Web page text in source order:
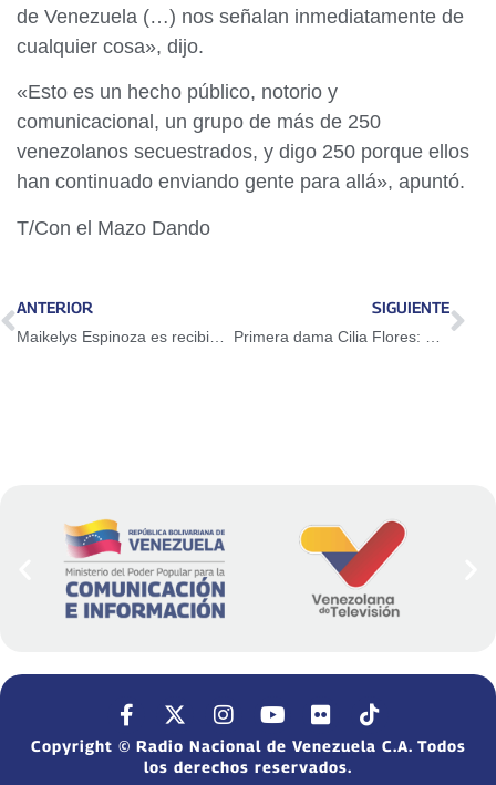
de Venezuela (…) nos señalan inmediatamente de
cualquier cosa», dijo.
«Esto es un hecho público, notorio y
comunicacional, un grupo de más de 250
venezolanos secuestrados, y digo 250 porque ellos
han continuado enviando gente para allá», apuntó.
T/Con el Mazo Dando
ANTERIOR
Maikelys Espinoza es recibida por los brazos de su madre y abuela en el Palacio de Miraflores
SIGUIENTE
Primera dama Cilia Flores: Hoy afortunadamente se ha logrado un milagro
Copyright © Radio Nacional de Venezuela C.A. Todos
los derechos reservados.